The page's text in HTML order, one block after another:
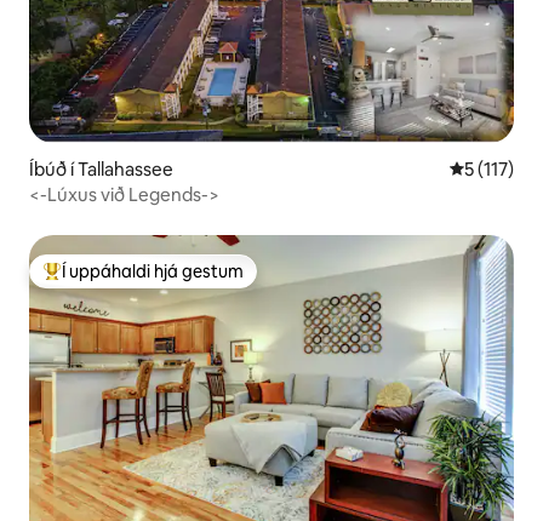
Íbúð í Tallahassee 5 af 5 í
5 (117)
<-Lúxus við Legends->
Í mestu uppáhaldi hjá gestum
Í uppáhaldi hjá gestum